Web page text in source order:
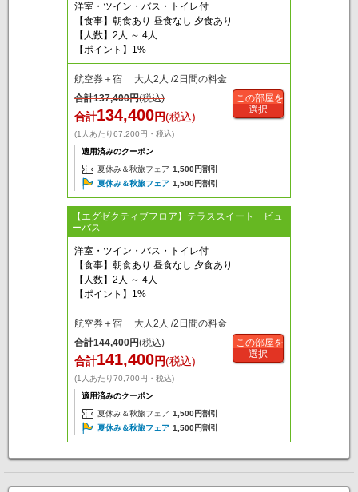
洋室・ツイン・バス・トイレ付
【食事】朝食あり 昼食なし 夕食あり
【人数】2人 ～ 4人
【ポイント】1%
航空券＋宿 大人2人 /2日間の料金
合計137,400円(税込)
合計134,400円(税込)
(1人あたり67,200円・税込)
適用済みのクーポン
夏休み＆秋旅フェア 1,500円割引
夏休み＆秋旅フェア 1,500円割引
この部屋を
選択
【エグゼクティブフロア】テラススイート ビュ
ーバス
洋室・ツイン・バス・トイレ付
【食事】朝食あり 昼食なし 夕食あり
【人数】2人 ～ 4人
【ポイント】1%
航空券＋宿 大人2人 /2日間の料金
合計144,400円(税込)
合計141,400円(税込)
(1人あたり70,700円・税込)
適用済みのクーポン
夏休み＆秋旅フェア 1,500円割引
夏休み＆秋旅フェア 1,500円割引
この部屋を
選択